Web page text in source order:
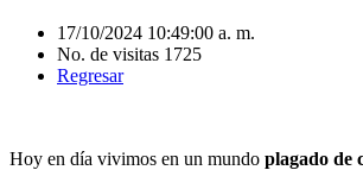
17/10/2024 10:49:00 a. m.
No. de visitas 1725
Regresar
Hoy en día vivimos en un mundo plagado de